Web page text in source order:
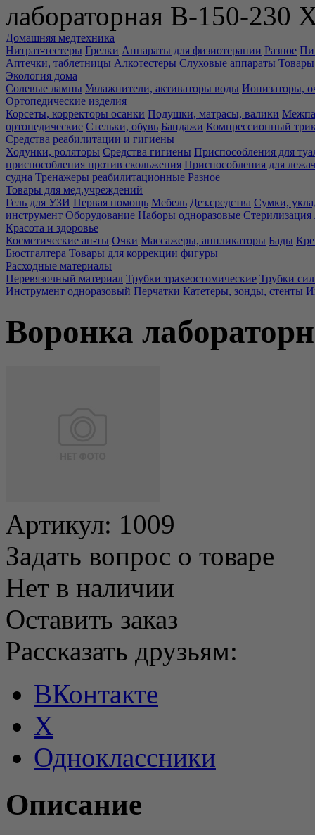
лабораторная В-150-230
Домашняя медтехника
Нитрат-тестеры Грелки Аппараты для физиотерапии Разное
Аптечки, таблетницы Алкотестеры Слуховые аппараты Товары
Экология дома
Солевые лампы Увлажнители, активаторы воды Ионизаторы,
Ортопедические изделия
Корсеты, корректоры осанки Подушки, матрасы, валики
ортопедические Стельки, обувь Бандажи Компрессионный
Средства реабилитации и гигиены
Ходунки, роляторы Средства гигиены Приспособления для
приспособления против скольжения Приспособления для
судна Тренажеры реабилитационные Разное
Товары для мед.учреждений
Гель для УЗИ Первая помощь Мебель Дез.средства Сумки,
инструмент Оборудование Наборы одноразовые Стерилизация
Красота и здоровье
Косметические ап-ты Очки Массажеры, аппликаторы Бады
Бюстгалтера Товары для коррекции фигуры
Расходные материалы
Перевязочный материал Трубки трахеостомические Трубки
Инструмент одноразовый Перчатки Катетеры, зонды, стенты
Воронка
Артикул: 1009
Задать вопрос о товаре
Нет в наличии
Оставить заказ
Рассказать друзьям:
ВКонтакте
X
Одноклассники
Описание